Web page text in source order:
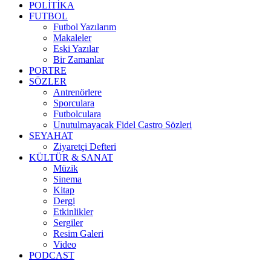
POLİTİKA
FUTBOL
Futbol Yazılarım
Makaleler
Eski Yazılar
Bir Zamanlar
PORTRE
SÖZLER
Antrenörlere
Sporculara
Futbolculara
Unutulmayacak Fidel Castro Sözleri
SEYAHAT
Ziyaretçi Defteri
KÜLTÜR & SANAT
Müzik
Sinema
Kitap
Dergi
Etkinlikler
Sergiler
Resim Galeri
Video
PODCAST